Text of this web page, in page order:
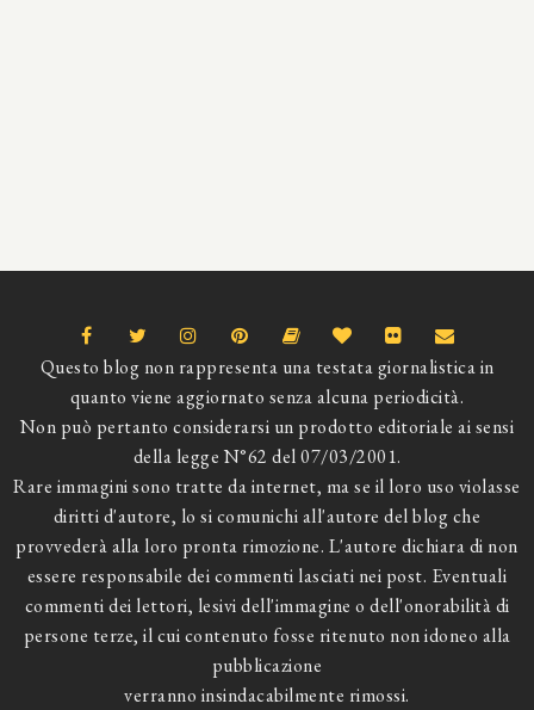
Questo blog non rappresenta una testata giornalistica in
quanto viene aggiornato senza alcuna periodicità.
Non può pertanto considerarsi un prodotto editoriale ai sensi
della legge N°62 del 07/03/2001.
Rare immagini sono tratte da internet, ma se il loro uso violasse
diritti d'autore, lo si comunichi all'autore del blog che
provvederà alla loro pronta rimozione. L'autore dichiara di non
essere responsabile dei commenti lasciati nei post. Eventuali
commenti dei lettori, lesivi dell'immagine o dell'onorabilità di
persone terze, il cui contenuto fosse ritenuto non idoneo alla
pubblicazione
verranno insindacabilmente rimossi.